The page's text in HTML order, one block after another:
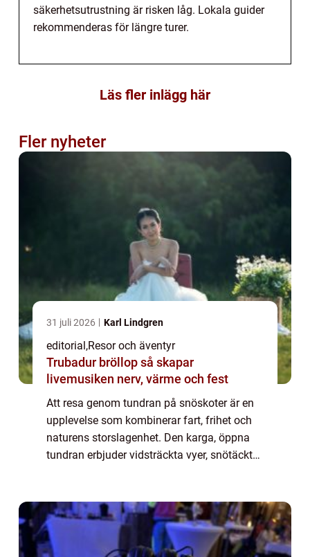
säkerhetsutrustning är risken låg. Lokala guider
rekommenderas för längre turer.
Läs fler inlägg här
Fler nyheter
31 juli 2026 Karl Lindgren
editorial,Resor och äventyr
Trubadur bröllop så skapar
livemusiken nerv, värme och fest
Att resa genom tundran på snöskoter är en
upplevelse som kombinerar fart, frihet och
naturens storslagenhet. Den karga, öppna
tundran erbjuder vidsträckta vyer, snötäckta